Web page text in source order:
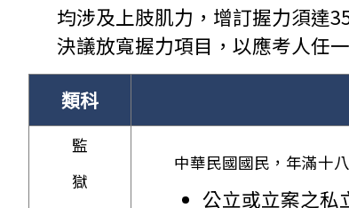
均涉及上肢肌力，增訂握力須達
決議放寬握力項目，以應考人任
類科
監
獄
中華民國國民，年滿十
公立或立案之私